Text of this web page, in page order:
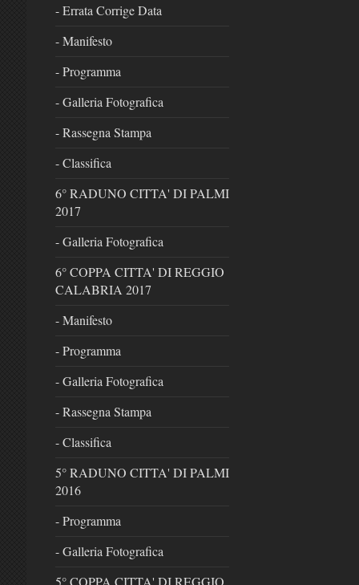
- Errata Corrige Data
- Manifesto
- Programma
- Galleria Fotografica
- Rassegna Stampa
- Classifica
6° RADUNO CITTA' DI PALMI
2017
- Galleria Fotografica
6° COPPA CITTA' DI REGGIO
CALABRIA 2017
- Manifesto
- Programma
- Galleria Fotografica
- Rassegna Stampa
- Classifica
5° RADUNO CITTA' DI PALMI
2016
- Programma
- Galleria Fotografica
5° COPPA CITTA' DI REGGIO